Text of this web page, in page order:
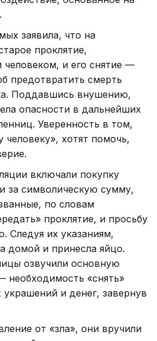
заявила, что на
проклятие,
человеком, и его снятие —
предотвратить смерть
Поддавшись внушению,
опасности в дальнейших
Уверенность в том,
человеку», хотят помочь,
включали покупку
за символическую сумму,
по словам
проклятие, и просьбу
Следуя их указаниям,
домой и принесла яйцо.
озвучили основную
необходимость «снять»
украшений и денег, завернув
от «зла», они вручили